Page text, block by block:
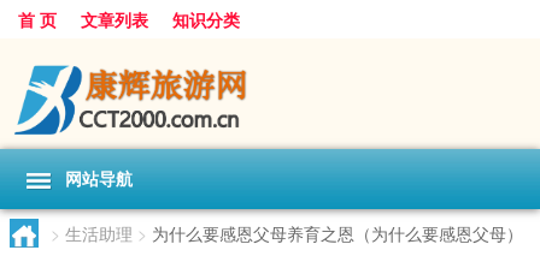
首 页 文章列表 知识分类
网站导航
> 生活助理 > 为什么要感恩父母养育之恩（为什么要感恩父母）